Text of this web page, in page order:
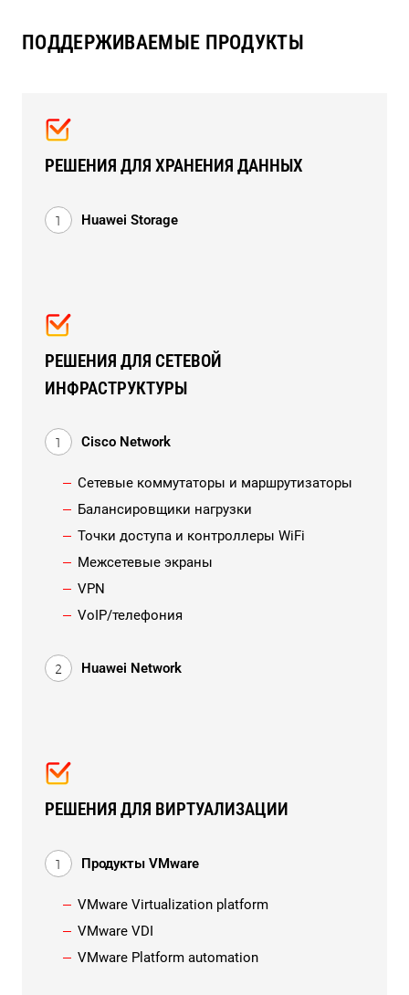
ПОДДЕРЖИВАЕМЫЕ ПРОДУКТЫ
РЕШЕНИЯ ДЛЯ ХРАНЕНИЯ ДАННЫХ
Huawei Storage
РЕШЕНИЯ ДЛЯ СЕТЕВОЙ
ИНФРАСТРУКТУРЫ
Cisco Network
Сетевые коммутаторы и маршрутизаторы
Балансировщики нагрузки
Точки доступа и контроллеры WiFi
Межсетевые экраны
VPN
VoIP/телефония
Huawei Network
РЕШЕНИЯ ДЛЯ ВИРТУАЛИЗАЦИИ
Продукты VMware
VMware Virtualization platform
VMware VDI
VMware Platform automation